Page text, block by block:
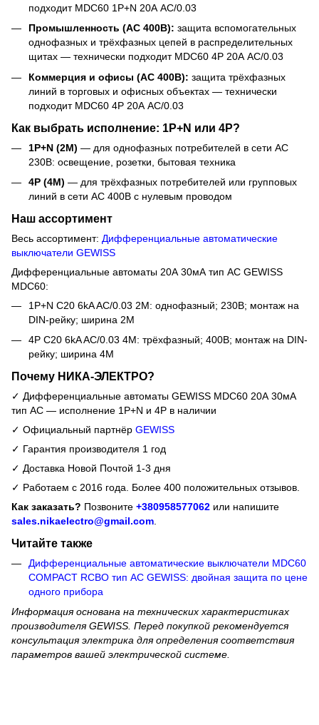
подходит MDC60 1P+N 20А AC/0.03
Промышленность (AC 400В): защита вспомогательных
однофазных и трёхфазных цепей в распределительных
щитах — технически подходит MDC60 4P 20А AC/0.03
Коммерция и офисы (AC 400В): защита трёхфазных
линий в торговых и офисных объектах — технически
подходит MDC60 4P 20А AC/0.03
Как выбрать исполнение: 1P+N или 4P?
1P+N (2M) — для однофазных потребителей в сети AC
230В: освещение, розетки, бытовая техника
4P (4M) — для трёхфазных потребителей или групповых
линий в сети AC 400В с нулевым проводом
Наш ассортимент
Весь ассортимент: Дифференциальные автоматические
выключатели GEWISS
Дифференциальные автоматы 20А 30мА тип AC GEWISS
MDC60:
1P+N C20 6kA AC/0.03 2M: однофазный; 230В; монтаж на
DIN-рейку; ширина 2M
4P C20 6kA AC/0.03 4M: трёхфазный; 400В; монтаж на DIN-
рейку; ширина 4M
Почему НИКА-ЭЛЕКТРО?
✓ Дифференциальные автоматы GEWISS MDC60 20А 30мА
тип AC — исполнение 1P+N и 4P в наличии
✓ Официальный партнёр GEWISS
✓ Гарантия производителя 1 год
✓ Доставка Новой Почтой 1-3 дня
✓ Работаем с 2016 года. Более 400 положительных отзывов.
Как заказать? Позвоните +380958577062 или напишите
sales.nikaelectro@gmail.com
Читайте также
Дифференциальные автоматические выключатели MDC60
COMPACT RCBO тип АС GEWISS: двойная защита по цене
одного прибора
Информация основана на технических характеристиках
производителя GEWISS. Перед покупкой рекомендуется
консультация электрика для определения соответствия
параметров вашей электрической системе.